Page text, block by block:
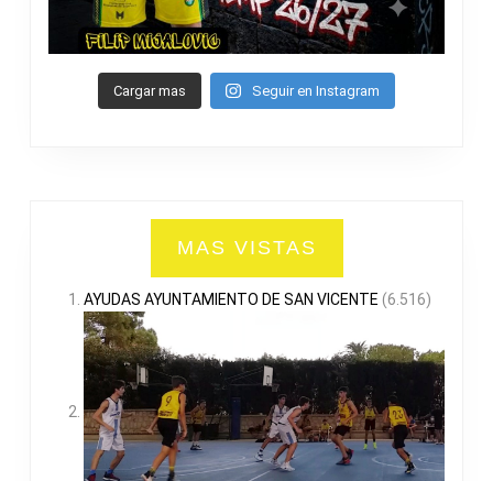
Cargar mas Seguir en Instagram
MAS VISTAS
AYUDAS AYUNTAMIENTO DE SAN VICENTE (6.516)